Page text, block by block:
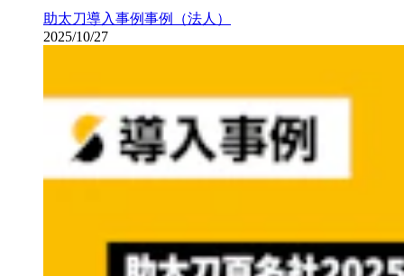
助太刀導入事例事例（法人）
2025/10/27